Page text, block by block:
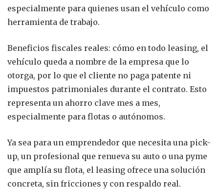
especialmente para quienes usan el vehículo como
herramienta de trabajo.
Beneficios fiscales reales: cómo en todo leasing, el
vehículo queda a nombre de la empresa que lo
otorga, por lo que el cliente no paga patente ni
impuestos patrimoniales durante el contrato. Esto
representa un ahorro clave mes a mes,
especialmente para flotas o autónomos.
Ya sea para un emprendedor que necesita una pick-
up, un profesional que renueva su auto o una pyme
que amplía su flota, el leasing ofrece una solución
concreta, sin fricciones y con respaldo real.